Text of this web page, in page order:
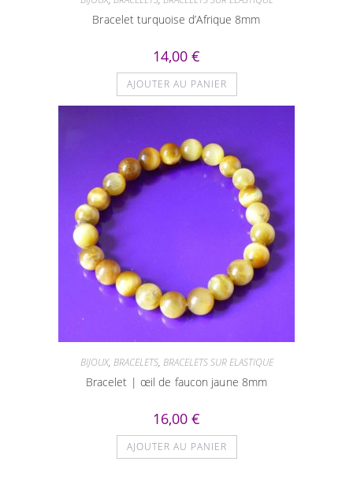
Bracelet turquoise d’Afrique 8mm
14,00 €
AJOUTER AU PANIER
BIJOUX, BRACELETS, BRACELETS SUR ELASTIQUE
Bracelet | œil de faucon jaune 8mm
16,00 €
AJOUTER AU PANIER